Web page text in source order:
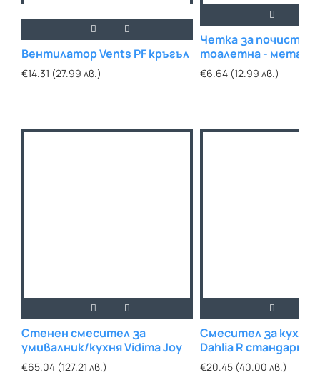
Вентилатор Vents PF кръгъл
€14.31 (27.99 лв.)
Четка за
тоалетна -
€6.64 (12.99 лв.)
Стенен смесител за
умивалник/кухня Vidima Joy
€65.04 (127.21 лв.)
Смесител за кухня
Dahlia R
€20.45 (40.00 лв.)